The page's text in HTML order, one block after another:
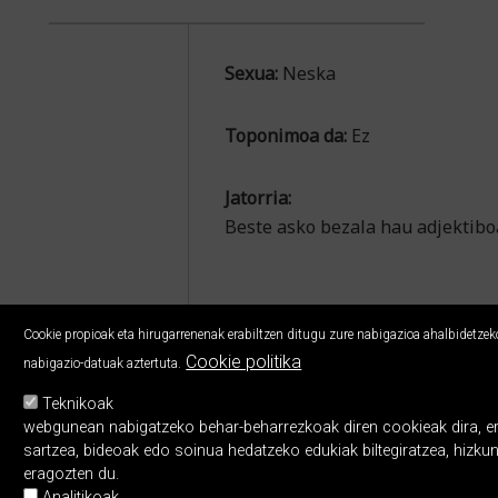
Sexua: Neska
Toponimoa da: Ez
Jatorria:
Beste asko bezala hau
Cookie propioak eta hirugarrenenak erabiltzen ditugu zure nabigazioa
nabigazio-datuak aztertuta.
Cookie politika
Teknikoak
webgunean nabigatzeko behar-beharrezkoak diren cookieak dira,
sartzea, bideoak edo soinua hedatzeko edukiak biltegiratzea,
eragozten du.